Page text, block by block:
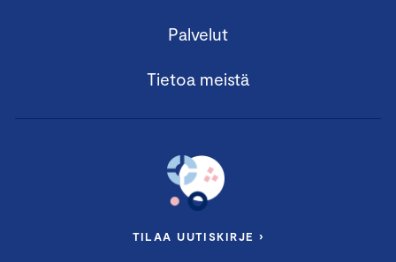
Palvelut
Tietoa meistä
TILAA UUTISKIRJE ›